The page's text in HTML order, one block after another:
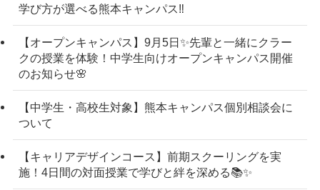
学び方が選べる熊本キャンパス‼
【オープンキャンパス】9月5日✨先輩と一緒にクラー
クの授業を体験！中学生向けオープンキャンパス開催
のお知らせ🌸
【中学生・高校生対象】熊本キャンパス個別相談会に
ついて
【キャリアデザインコース】前期スクーリングを実
施！4日間の対面授業で学びと絆を深める📚✨